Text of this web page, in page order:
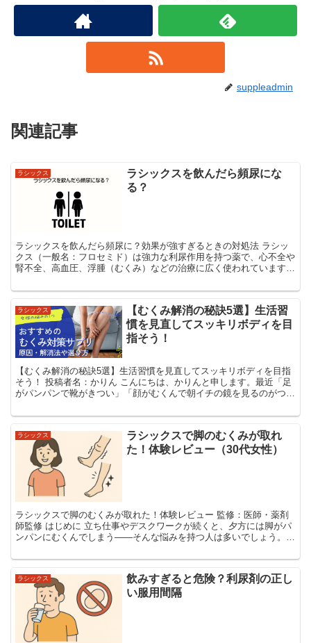
suppleadmin
関連記事
ラシックス
ラシックスを飲んだら頻尿にな
る？
ラシックスを飲んだら頻尿に？効果が強すぎるときの対処法 ラシッ
クス（一般名：フロセミド）は強力な利尿作用を持つ薬で、心不全や
腎不全、高血圧、浮腫（むくみ）などの治療に広く使われています。
ラシックス
【むくみ解消の秘訣5選】生活習
慣を見直してスッキリボディを目
指そう！
【むくみ解消の秘訣5選】生活習慣を見直してスッキリボディを目指
そう！ 投稿者名：かりん こんにちは、かりんと申します。最近「足
がパンパンで靴がきつい」「顔がむくんで朝イチの鏡を見るのがつら
ラシックス
ラシックスで脚のむくみが取れ
た！体験レビュー（30代女性）
ラシックスで脚のむくみが取れた！体験レビュー 監修：医師・薬剤
師監修 はじめに 立ち仕事やデスクワークが続くと、夕方には脚がパ
ンパンにむくんでしまう――そんな悩みを持つ人は多いでしょう。筆
ラシックス
飲みすぎると危険？利尿剤の正し
い服用間隔